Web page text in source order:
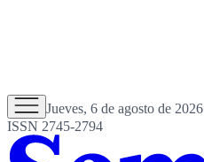
Jueves, 6 de agosto de 2026
ISSN 2745-2794